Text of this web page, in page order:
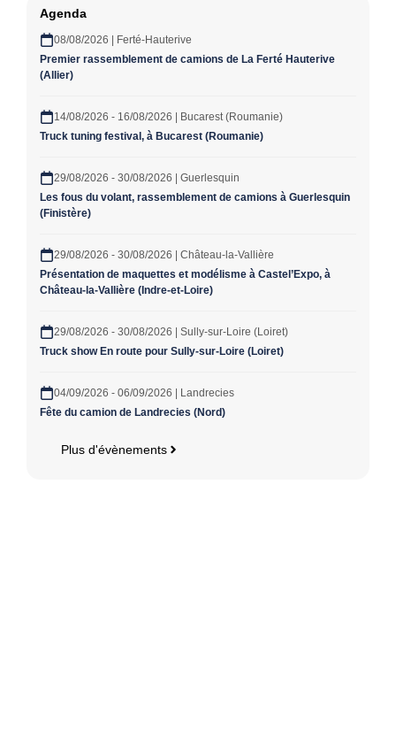
Agenda
08/08/2026 | Ferté-Hauterive
Premier rassemblement de camions de La Ferté Hauterive
(Allier)
14/08/2026 - 16/08/2026 | Bucarest (Roumanie)
Truck tuning festival, à Bucarest (Roumanie)
29/08/2026 - 30/08/2026 | Guerlesquin
Les fous du volant, rassemblement de camions à Guerlesquin
(Finistère)
29/08/2026 - 30/08/2026 | Château-la-Vallière
Présentation de maquettes et modélisme à Castel’Expo, à
Château-la-Vallière (Indre-et-Loire)
29/08/2026 - 30/08/2026 | Sully-sur-Loire (Loiret)
Truck show En route pour Sully-sur-Loire (Loiret)
04/09/2026 - 06/09/2026 | Landrecies
Fête du camion de Landrecies (Nord)
Plus d'évènements